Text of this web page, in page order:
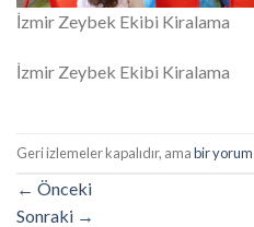
İzmir Zeybek Ekibi Kiralama
İzmir Zeybek Ekibi Kiralama
Geri izlemeler kapalıdır, amabir yorum
← Önceki
Sonraki →